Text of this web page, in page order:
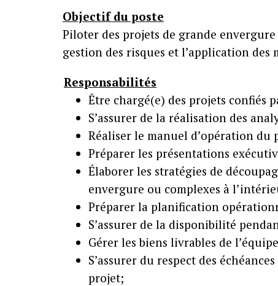
Objectif du poste
Piloter des projets de grande
gestion des risques et l’application des
Responsabilités
Être chargé(e) des projets
S’assurer de la réalisation des
Réaliser le manuel d’opération du
Préparer les présentations
Élaborer les stratégies de
envergure ou complexes à
Préparer la planification
S’assurer de la disponibilité
Gérer les biens livrables de
S’assurer du respect des
projet;